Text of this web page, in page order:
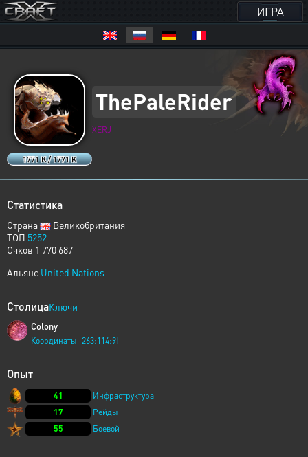
ИГРА
1771 K / 1771 K
ThePaleRider
XERJ
Статистика
Страна
Великобритания
ТОП 5252
Очков 1 770 687
Альянс United Nations
СтолицаКлючи
Colony
Координаты [263:114:9]
Опыт
41
Инфраструктура
17
Рейды
55
Боевой